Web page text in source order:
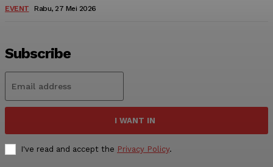
EVENT Rabu, 27 Mei 2026
Subscribe
I WANT IN
I've read and accept the Privacy Policy.